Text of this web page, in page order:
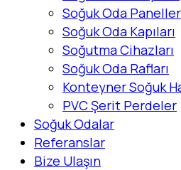
Soğuk Oda
Soğuk Oda Kapıları
Soğutma Cihazları
Soğuk Oda Rafları
Konteyner Soğuk
PVC Şerit Perdeler
Soğuk Odalar
Referanslar
Bize Ulaşın